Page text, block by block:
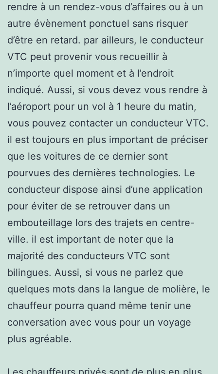
rendre à un rendez-vous d’affaires ou à un
autre évènement ponctuel sans risquer
d’être en retard. par ailleurs, le conducteur
VTC peut provenir vous recueillir à
n’importe quel moment et à l’endroit
indiqué. Aussi, si vous devez vous rendre à
l’aéroport pour un vol à 1 heure du matin,
vous pouvez contacter un conducteur VTC.
il est toujours en plus important de préciser
que les voitures de ce dernier sont
pourvues des dernières technologies. Le
conducteur dispose ainsi d’une application
pour éviter de se retrouver dans un
embouteillage lors des trajets en centre-
ville. il est important de noter que la
majorité des conducteurs VTC sont
bilingues. Aussi, si vous ne parlez que
quelques mots dans la langue de molière, le
chauffeur pourra quand même tenir une
conversation avec vous pour un voyage
plus agréable.